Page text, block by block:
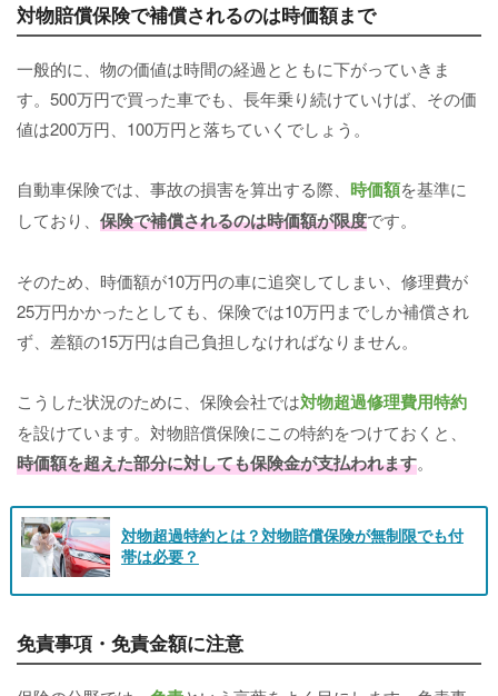
対物賠償保険で補償されるのは時価額まで
一般的に、物の価値は時間の経過とともに下がっていきま
す。500万円で買った車でも、長年乗り続けていけば、その価
値は200万円、100万円と落ちていくでしょう。
自動車保険では、事故の損害を算出する際、 時価額を基準に
しており、 保険で補償されるのは時価額が限度です。
そのため、時価額が10万円の車に追突してしまい、修理費が
25万円かかったとしても、保険では10万円までしか補償され
ず、差額の15万円は自己負担しなければなりません。
こうした状況のために、保険会社では対物超過修理費用特約
を設けています。対物賠償保険にこの特約をつけておくと、
時価額を超えた部分に対しても保険金が支払われます。
対物超過特約とは？対物賠償保険が無制限でも付
帯は必要？
免責事項・免責金額に注意